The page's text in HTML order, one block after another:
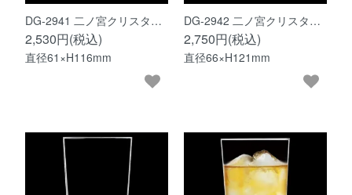
DG-2941 二ノ宮クリスタ…
2,530円(税込)
直径61×H116mm
DG-2942 二ノ宮クリスタ…
2,750円(税込)
直径66×H121mm